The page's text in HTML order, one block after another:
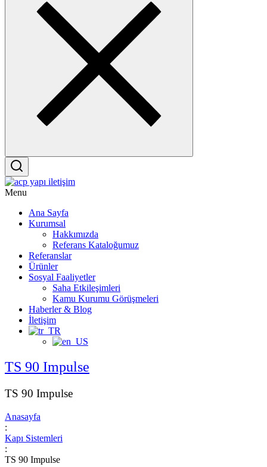
Menu
Ana Sayfa
Kurumsal
Hakkımızda
Referans Kataloğumuz
Referanslar
Ürünler
Sosyal Faaliyetler
Saha Etkileşimleri
Kamu Kurumu Görüşmeleri
Haberler & Blog
İletişim
TS 90 Impulse
TS 90 Impulse
Anasayfa
:
Kapı Sistemleri
:
TS 90 Impulse